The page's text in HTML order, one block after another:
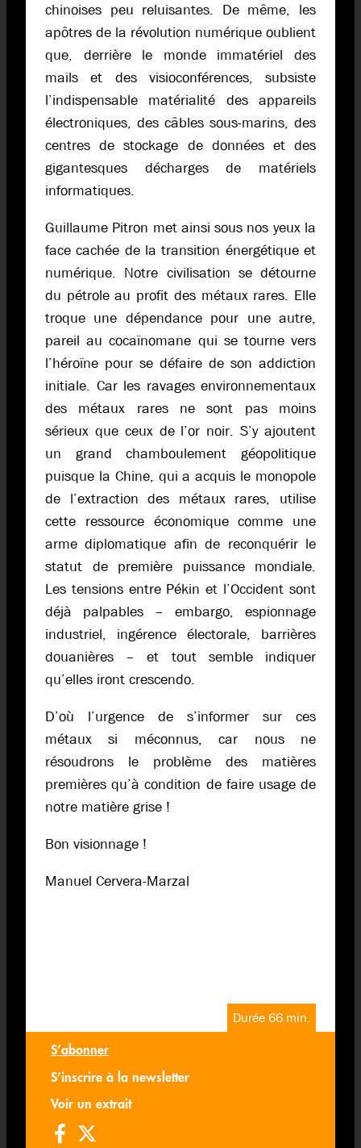
chinoises peu reluisantes. De même, les
apôtres de la révolution numérique oublient
que, derrière le monde immatériel des
mails et des visioconférences, subsiste
l’indispensable matérialité des appareils
électroniques, des câbles sous-marins, des
centres de stockage de données et des
gigantesques décharges de matériels
informatiques.
Guillaume Pitron met ainsi sous nos yeux la
face cachée de la transition énergétique et
numérique. Notre civilisation se détourne
du pétrole au profit des métaux rares. Elle
troque une dépendance pour une autre,
pareil au cocaïnomane qui se tourne vers
l’héroïne pour se défaire de son addiction
initiale. Car les ravages environnementaux
des métaux rares ne sont pas moins
sérieux que ceux de l’or noir. S’y ajoutent
un grand chamboulement géopolitique
puisque la Chine, qui a acquis le monopole
de l’extraction des métaux rares, utilise
cette ressource économique comme une
arme diplomatique afin de reconquérir le
statut de première puissance mondiale.
Les tensions entre Pékin et l’Occident sont
déjà palpables – embargo, espionnage
industriel, ingérence électorale, barrières
douanières – et tout semble indiquer
qu’elles iront crescendo.
D’où l’urgence de s’informer sur ces
métaux si méconnus, car nous ne
résoudrons le problème des matières
premières qu’à condition de faire usage de
notre matière grise !
Bon visionnage !
Manuel Cervera-Marzal
Durée 66 min.
S’abonner
S’inscrire à la newsletter
Voir un extrait